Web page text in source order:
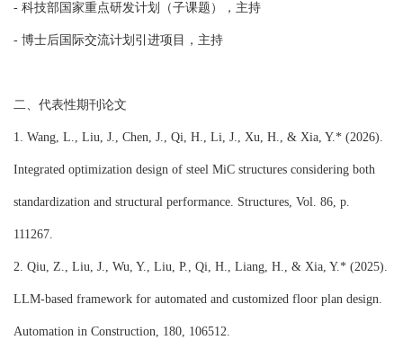
- 科技部国家重点研发计划（子课题），主持
- 博士后国际交流计划引进项目，主持
二、代表性期刊论文
1. Wang, L., Liu, J., Chen, J., Qi, H., Li, J., Xu, H., & Xia, Y.* (2026).
Integrated optimization design of steel MiC structures considering both
standardization and structural performance. Structures, Vol. 86, p.
111267.
2. Qiu, Z., Liu, J., Wu, Y., Liu, P., Qi, H., Liang, H., & Xia, Y.* (2025).
LLM-based framework for automated and customized floor plan design.
Automation in Construction, 180, 106512.